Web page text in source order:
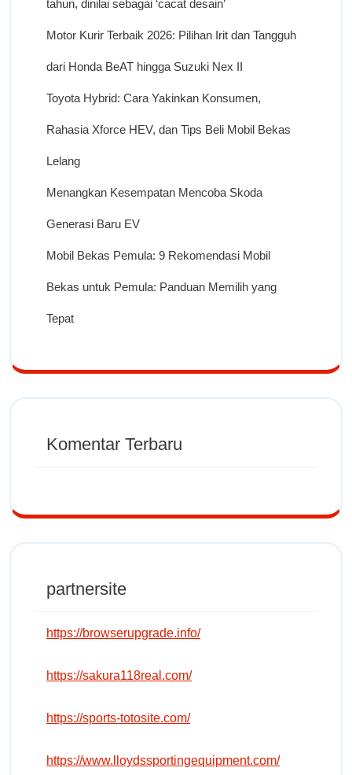
tahun, dinilai sebagai ‘cacat desain’
Motor Kurir Terbaik 2026: Pilihan Irit dan Tangguh
dari Honda BeAT hingga Suzuki Nex II
Toyota Hybrid: Cara Yakinkan Konsumen,
Rahasia Xforce HEV, dan Tips Beli Mobil Bekas
Lelang
Menangkan Kesempatan Mencoba Skoda
Generasi Baru EV
Mobil Bekas Pemula: 9 Rekomendasi Mobil
Bekas untuk Pemula: Panduan Memilih yang
Tepat
Komentar Terbaru
partnersite
https://browserupgrade.info/
https://sakura118real.com/
https://sports-totosite.com/
https://www.lloydssportingequipment.com/